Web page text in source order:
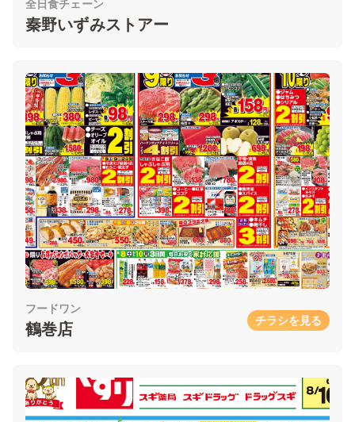
全日食チェーン
秦野いずみストアー
フードワン
鶴巻店 チラシを見る